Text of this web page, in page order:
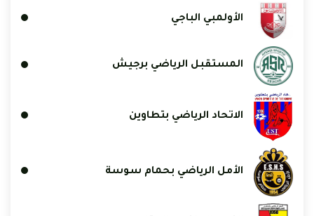
الأولمبي الباجي
المستقبل الرياضي برجيش
الاتحاد الرياضي بتطاوين
الأمل الرياضي بحمام سوسة